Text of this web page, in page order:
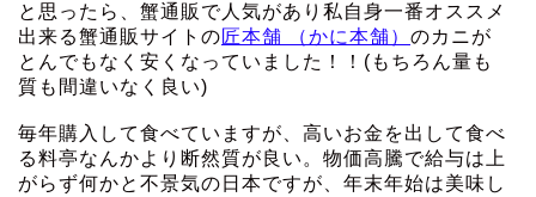
と思ったら、蟹通販で人気があり私自身一番オススメ
出来る蟹通販サイトの 匠本舗 （かに本舗） のカニが
とんでもなく安くなっていました！！(もちろん量も
質も間違いなく良い)
毎年購入して食べていますが、高いお金を出して食べ
る料亭なんかより断然質が良い。物価高騰で給与は上
がらず何かと不景気の日本ですが、年末年始は美味し